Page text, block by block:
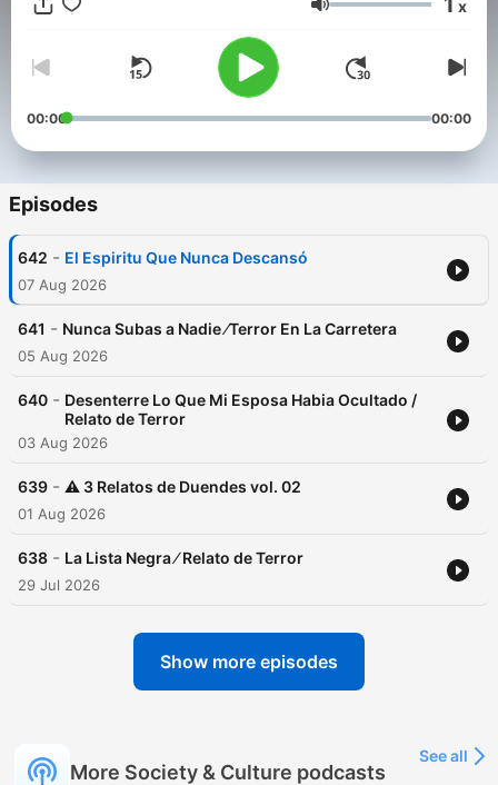
relatos de terror rural y fenómenos sobrenaturales que
Todo está basado en experiencias reales, enviadas por
nuestros seguidores.
Conviértete en un supporter de este podcast:
-5816764/support.
Volume x
00:00 00:00
Episodes
642 - El Espiritu Que Nunca Descansó
07 Aug 2026
641 - Nunca Subas a Nadie ⁄Terror En La Carretera
05 Aug 2026
640 - Desenterre Lo Que Mi Esposa Habia Ocultado /
Relato de Terror
03 Aug 2026
639 - ⚠️ 3 Relatos de Duendes vol. 02
01 Aug 2026
638 - La Lista Negra ⁄ Relato de Terror
29 Jul 2026
Show more episodes
More Society & Culture podcasts
See all